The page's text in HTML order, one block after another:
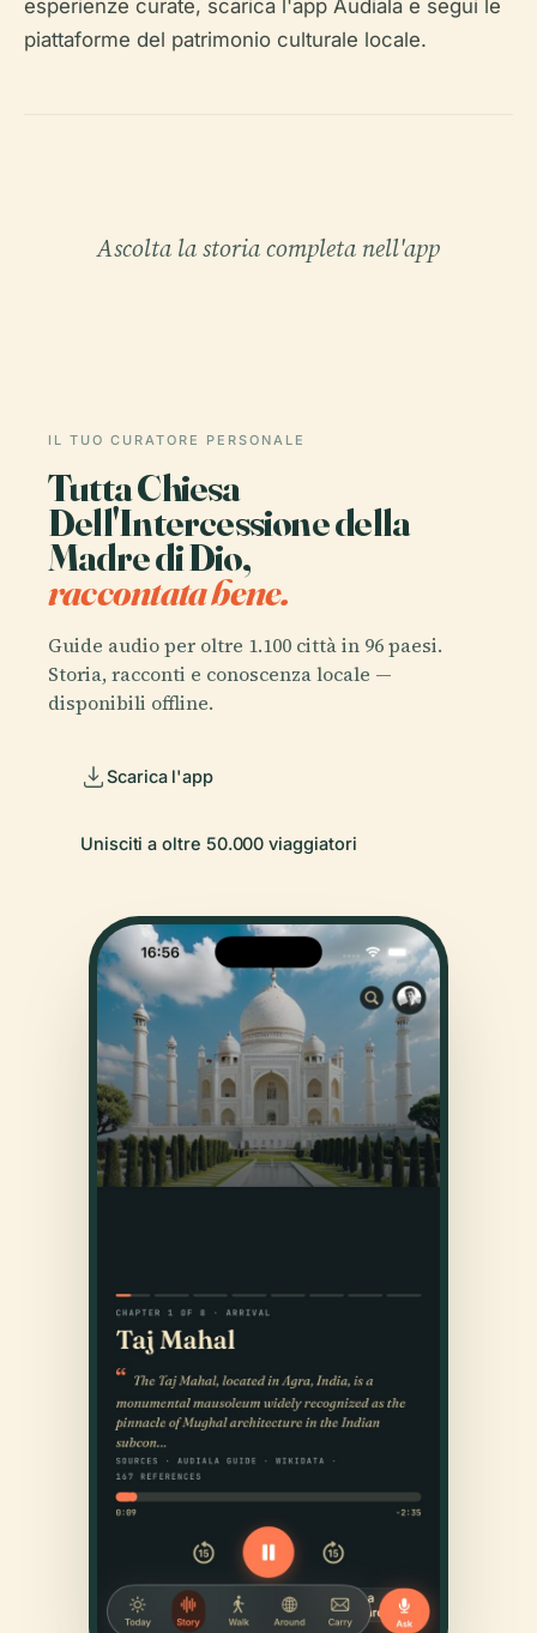
esperienze curate, scarica l'app Audiala e segui le
piattaforme del patrimonio culturale locale.
Ascolta la storia completa nell'app
IL TUO CURATORE PERSONALE
Tutta Chiesa
Dell'Intercessione della
Madre di Dio,
raccontata bene.
Guide audio per oltre 1.100 città in 96 paesi.
Storia, racconti e conoscenza locale —
disponibili offline.
Scarica l'app
Unisciti a oltre 50.000 viaggiatori